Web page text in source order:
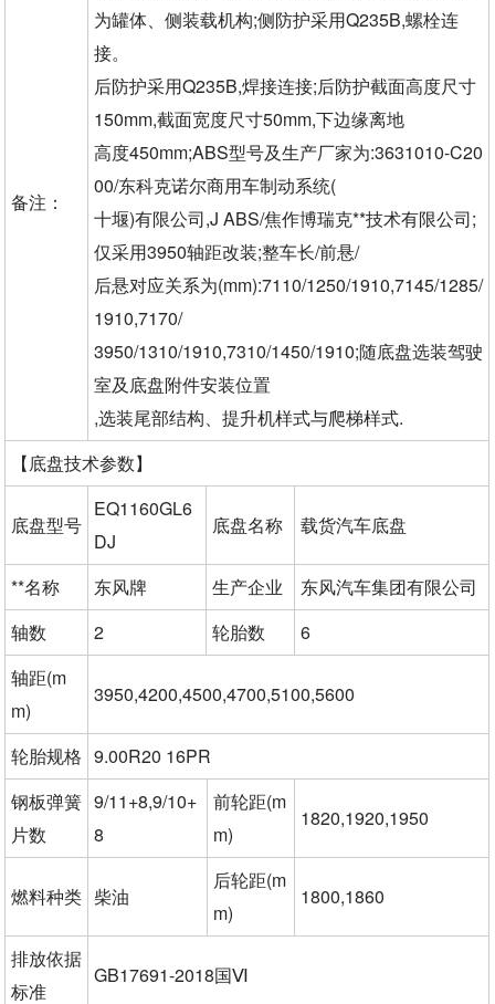
备注：
为罐体、侧装载机构;侧防护采用Q235B,螺栓连
接。
后防护采用Q235B,焊接连接;后防护截面高度尺寸
150mm,截面宽度尺寸50mm,下边缘离地
高度450mm;ABS型号及生产厂家为:3631010-C20
00/东科克诺尔商用车制动系统(
十堰)有限公司,J ABS/焦作博瑞克**技术有限公司;
仅采用3950轴距改装;整车长/前悬/
后悬对应关系为(mm):7110/1250/1910,7145/1285/
1910,7170/
3950/1310/1910,7310/1450/1910;随底盘选装驾驶
室及底盘附件安装位置
,选装尾部结构、提升机样式与爬梯样式.
【底盘技术参数】
底盘型号
EQ1160GL6
DJ
底盘名称 载货汽车底盘
**名称 东风牌 生产企业
东风汽车集团有限公司
轴数
2 轮胎数
6
轴距(m
m)
3950,4200,4500,4700,5100,5600
轮胎规格 9.00R20 16PR
钢板弹簧
片数
9/11+8,9/10+
8
前轮距(m
m)
1820,1920,1950
燃料种类 柴油
后轮距(m
m)
1800,1860
排放依据
标准
GB17691-2018国Ⅵ